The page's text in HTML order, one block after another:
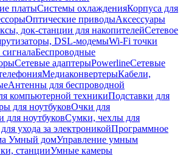
платыСистемы охлажденияКорпуса для
Оптические приводыАксессуары
док-станции для накопителейСетевое
DSL-модемыWi-Fi точки
Беспроводные
Сетевые адаптерыPowerlineСетевые
МедиаконвертерыКабели,
Антенны для беспроводной
компьютерной техникиПодставки для
для ноутбуковОчки для
для ноутбуковСумки, чехлы для
ухода за электроникойПрограммное
Умный домУправление умным
станцииУмные камеры